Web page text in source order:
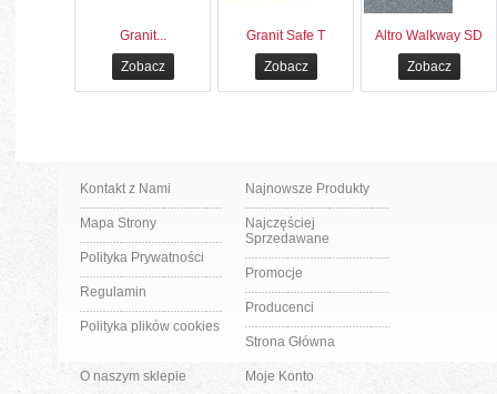
Granit...
Zobacz
Granit Safe T
Zobacz
Altro Walkway SD
Zobacz
Kontakt z Nami
Mapa Strony
Polityka Prywatności
Regulamin
Polityka plików cookies
Najnowsze Produkty
Najczęściej
Sprzedawane
Promocje
Producenci
Strona Główna
O naszym sklepie Moje Konto